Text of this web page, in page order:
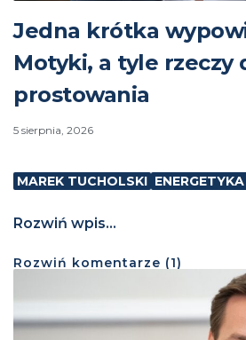
Jedna krótka
Motyki, a tyle rzeczy
prostowania
5 sierpnia, 2026
MAREK TUCHOLSKI ENERGETYKA
Rozwiń wpis...
Rozwiń komentarze (1)